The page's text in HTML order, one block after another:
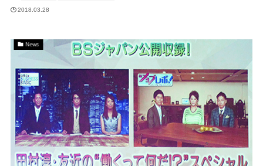
2018.03.28
News